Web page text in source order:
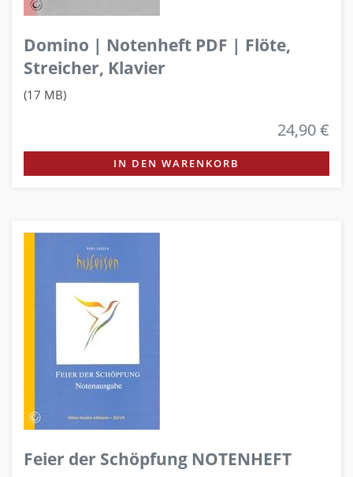
Domino | Notenheft PDF | Flöte,
Streicher, Klavier
(17 MB)
24,90 €
IN DEN WARENKORB
Feier der Schöpfung NOTENHEFT